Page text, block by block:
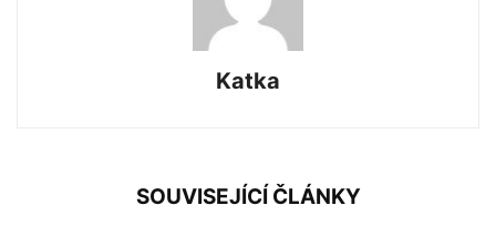
Katka
SOUVISEJÍCÍ ČLÁNKY